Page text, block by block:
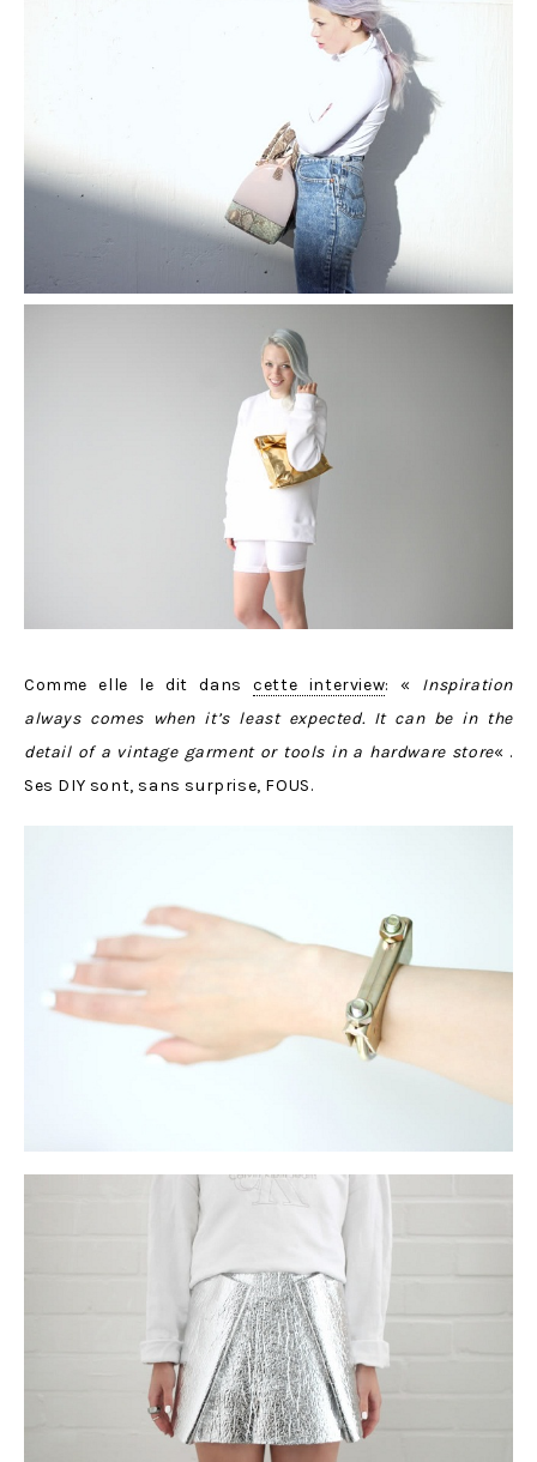
Comme elle le dit danscette interview: « Inspiration
always comes when it’s least expected. It can be in the
detail of a vintage garment or tools in a hardware store« .
Ses DIY sont, sans surprise, FOUS.